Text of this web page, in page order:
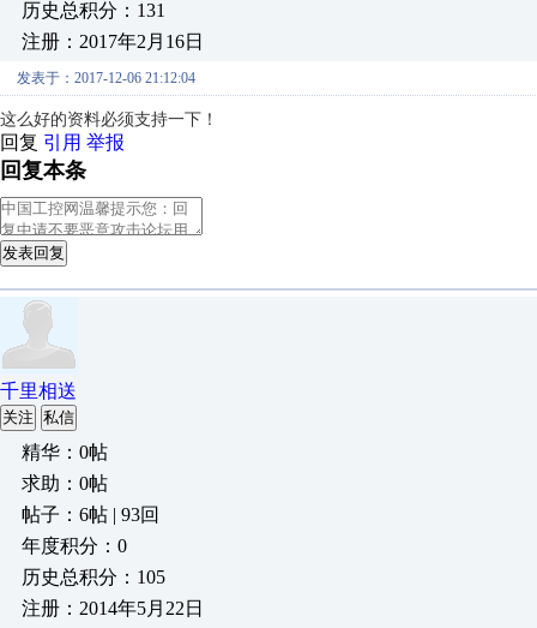
历史总积分：131
注册：2017年2月16日
发表于：2017-12-06 21:12:04
这么好的资料必须支持一下！
回复 引用 举报
回复本条
发表回复
千里相送
关注 私信
精华：0帖
求助：0帖
帖子：6帖 | 93回
年度积分：0
历史总积分：105
注册：2014年5月22日